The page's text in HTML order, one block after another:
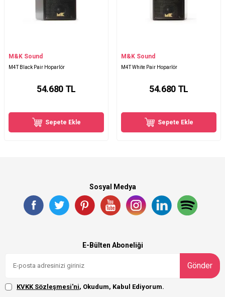
M&K Sound
M4T Black Pair Hoparlör
54.680TL
Sepete Ekle
M&K Sound
M4T White Pair Hoparlör
54.680TL
Sepete Ekle
Sosyal Medya
E-Bülten Aboneliği
Gönder
KVKK Sözleşmesi'ni, Okudum, Kabul Ediyorum.